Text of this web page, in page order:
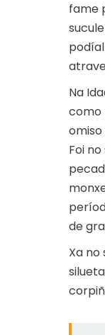
fame
Na
como
Foi
de
Xa no